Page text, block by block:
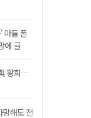
아들 폰
에 글
황희…
해도 전